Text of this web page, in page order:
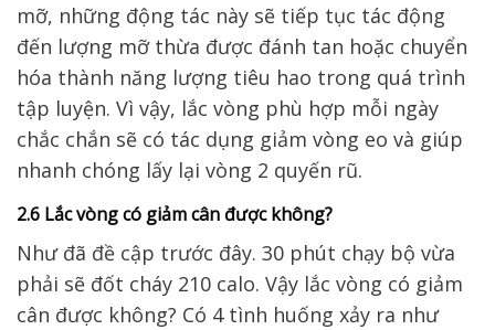
mỡ, những động tác này sẽ tiếp tục tác động
đến lượng mỡ thừa được đánh tan hoặc chuyển
hóa thành năng lượng tiêu hao trong quá trình
tập luyện. Vì vậy, lắc vòng phù hợp mỗi ngày
chắc chắn sẽ có tác dụng giảm vòng eo và giúp
nhanh chóng lấy lại vòng 2 quyến rũ.
2.6 Lắc vòng có giảm cân được không?
Như đã đề cập trước đây. 30 phút chạy bộ vừa
phải sẽ đốt cháy 210 calo. Vậy lắc vòng có giảm
cân được không? Có 4 tình huống xảy ra như